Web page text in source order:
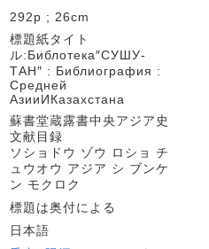
292p ; 26cm
標題紙タイト
ル:Библотека″СУШУ-
ТАН″ : Библиография :
Средней
АзииИКазахстана
蘇書堂蔵露書中央アジア史
文献目録
ソショドウ ゾウ ロショ チ
ュウオウ アジア シ ブンケ
ン モクロク
標題は奥付による
日本語